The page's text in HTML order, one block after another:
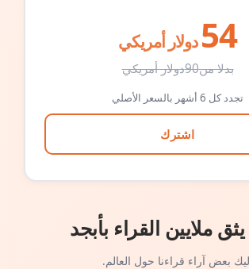
54 دولار أمريكي
بدلا من90دولار أمريكي
تجدد كل 6 أشهر بالسعر الأصلي
اشترك
يثق ملايين القراء بأبجد
بعض آراء قراءنا حول العالم.